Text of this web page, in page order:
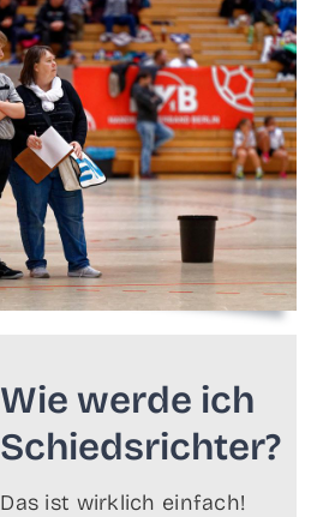
Wie wer­de ich
Schiedsrichter?
Das ist wirk­lich ein­fach!